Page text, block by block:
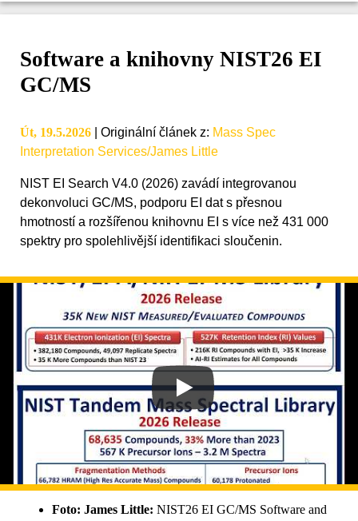
Software a knihovny NIST26 EI
GC/MS
Út, 19.5.2026 Originální článek z: Mass Spec
Interpretation Services/James Little
NIST EI Search V4.0 (2026) zavádí integrovanou
dekonvoluci GC/MS, podporu EI dat s přesnou
hmotností a rozšířenou knihovnu EI s více než 431 000
spektry pro spolehlivější identifikaci sloučenin.
Foto: James Little: NIST26 EI GC/MS Software and